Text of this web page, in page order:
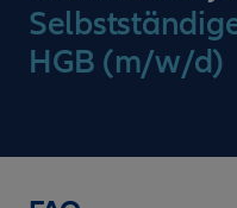
HGB (m/w/d)